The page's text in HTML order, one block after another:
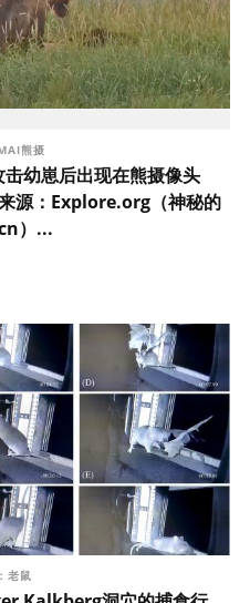
熊摄
幼崽后出现在熊摄像头
源：Explore.org（神秘的
）...
老鼠